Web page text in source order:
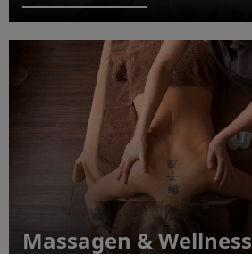
Massagen & Wellness